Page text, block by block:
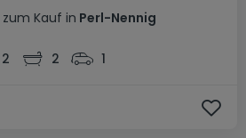
zum Kauf in Perl-Nennig
2 2 1